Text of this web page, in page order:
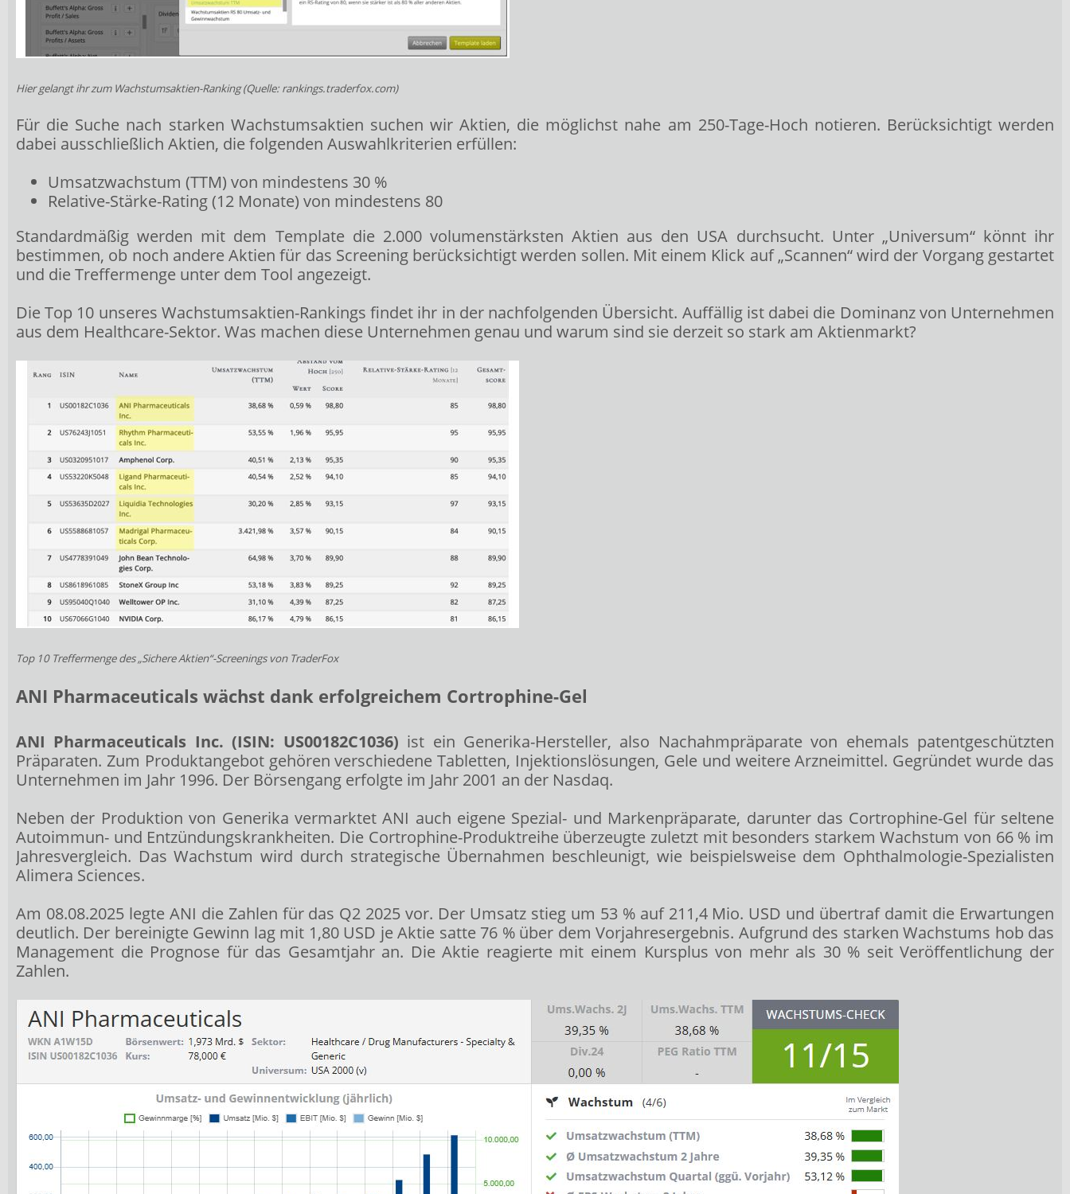
Hier gelangt ihr zum Wachstumsaktien-Ranking (Quelle: rankings.traderfox.com)
Für die Suche nach starken Wachstumsaktien suchen wir Aktien, die möglichst nahe am 250-Tage-Hoch notieren. Berücksichtigt werden
dabei ausschließlich Aktien, die folgenden Auswahlkriterien erfüllen:
Umsatzwachstum (TTM) von mindestens 30 %
Relative-Stärke-Rating (12 Monate) von mindestens 80
Standardmäßig werden mit dem Template die 2.000 volumenstärksten Aktien aus den USA durchsucht. Unter „Universum“ könnt ihr
bestimmen, ob noch andere Aktien für das Screening berücksichtigt werden sollen. Mit einem Klick auf „Scannen“ wird der Vorgang gestartet
und die Treffermenge unter dem Tool angezeigt.
Die Top 10 unseres Wachstumsaktien-Rankings findet ihr in der nachfolgenden Übersicht. Auffällig ist dabei die Dominanz von Unternehmen
aus dem Healthcare-Sektor. Was machen diese Unternehmen genau und warum sind sie derzeit so stark am Aktienmarkt?
Top 10 Treffermenge des „Sichere Aktien“-Screenings von TraderFox
ANI Pharmaceuticals wächst dank erfolgreichem Cortrophine-Gel
ANI Pharmaceuticals Inc. (ISIN: US00182C1036) ist ein Generika-Hersteller, also Nachahmpräparate von ehemals patentgeschützten
Präparaten. Zum Produktangebot gehören verschiedene Tabletten, Injektionslösungen, Gele und weitere Arzneimittel. Gegründet wurde das
Unternehmen im Jahr 1996. Der Börsengang erfolgte im Jahr 2001 an der Nasdaq.
Neben der Produktion von Generika vermarktet ANI auch eigene Spezial- und Markenpräparate, darunter das Cortrophine-Gel für seltene
Autoimmun- und Entzündungskrankheiten. Die Cortrophine-Produktreihe überzeugte zuletzt mit besonders starkem Wachstum von 66 % im
Jahresvergleich. Das Wachstum wird durch strategische Übernahmen beschleunigt, wie beispielsweise dem Ophthalmologie-Spezialisten
Alimera Sciences.
Am 08.08.2025 legte ANI die Zahlen für das Q2 2025 vor. Der Umsatz stieg um 53 % auf 211,4 Mio. USD und übertraf damit die Erwartungen
deutlich. Der bereinigte Gewinn lag mit 1,80 USD je Aktie satte 76 % über dem Vorjahresergebnis. Aufgrund des starken Wachstums hob das
Management die Prognose für das Gesamtjahr an. Die Aktie reagierte mit einem Kursplus von mehr als 30 % seit Veröffentlichung der
Zahlen.